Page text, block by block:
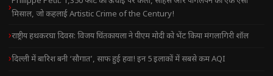
मिसाल, जो कहलाई Artistic Crime of the Century!
राष्ट्रीय हथकरघा दिवस: विजय चिंतकायला ने पीएम मोदी को भेंट किया मंगलागिरी शॉल
दिल्ली में बारिश बनी ‘सौगात’, साफ हुई हवा! इन 5 इलाकों में सबसे कम AQI